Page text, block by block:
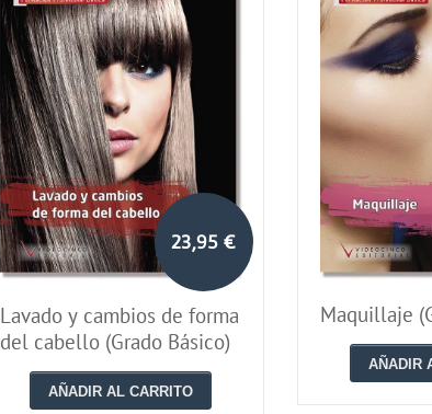
23,95 €
Lavado y cambios de forma
del cabello (Grado Básico)
AÑADIR AL CARRITO
Maquillaje
AÑADIR